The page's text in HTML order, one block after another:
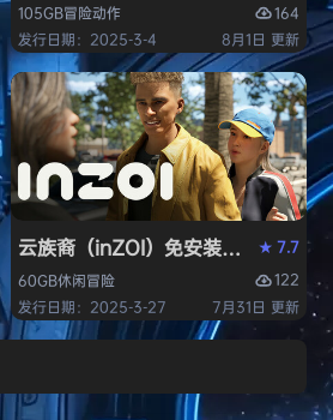
105GB冒险动作
164
发行日期：2025-3-4
8月1日 更新
云族裔（inZOI）免安装中文版
★7.7
60GB休闲冒险
122
发行日期：2025-3-27
7月31日 更新